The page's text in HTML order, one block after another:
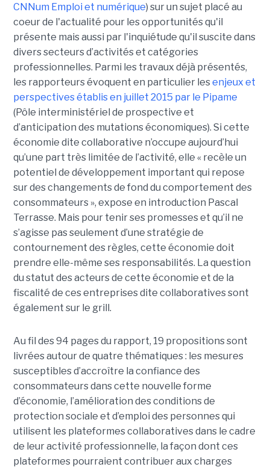
CNNum Emploi et numérique) sur un sujet placé au
coeur de l'actualité pour les opportunités qu'il
présente mais aussi par l'inquiétude qu'il suscite dans
divers secteurs d’activités et catégories
professionnelles. Parmi les travaux déjà présentés,
les rapporteurs évoquent en particulier lesenjeux et
perspectives établis en juillet 2015 par le Pipame
(Pôle interministériel de prospective et
d’anticipation des mutations économiques). Si cette
économie dite collaborative n’occupe aujourd’hui
qu’une part très limitée de l’activité, elle « recèle un
potentiel de développement important qui repose
sur des changements de fond du comportement des
consommateurs », expose en introduction Pascal
Terrasse. Mais pour tenir ses promesses et qu’il ne
s’agisse pas seulement d’une stratégie de
contournement des règles, cette économie doit
prendre elle-même ses responsabilités. La question
du statut des acteurs de cette économie et de la
fiscalité de ces entreprises dite collaboratives sont
également sur le grill.
Au fil des 94 pages du rapport, 19 propositions sont
livrées autour de quatre thématiques : les mesures
susceptibles d’accroître la confiance des
consommateurs dans cette nouvelle forme
d’économie, l’amélioration des conditions de
protection sociale et d’emploi des personnes qui
utilisent les plateformes collaboratives dans le cadre
de leur activité professionnelle, la façon dont ces
plateformes pourraient contribuer aux charges